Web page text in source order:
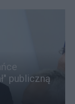
publiczną